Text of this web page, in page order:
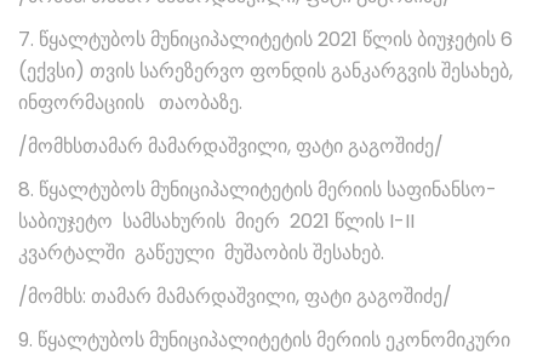
7. წყალტუბოს მუნიციპალიტეტის 2021 წლის ბიუჯეტის 6
(ექვსი) თვის სარეზერვო ფონდის განკარგვის შესახებ,
ინფორმაციის თაობაზე.
/მომხსთამარ მამარდაშვილი, ფატი გაგოშიძე/
8. წყალტუბოს მუნიციპალიტეტის მერიის საფინანსო-
საბიუჯეტო სამსახურის მიერ 2021 წლის I-II
კვარტალში გაწეული მუშაობის შესახებ.
/მომხს: თამარ მამარდაშვილი, ფატი გაგოშიძე/
9. წყალტუბოს მუნიციპალიტეტის მერიის ეკონომიკური